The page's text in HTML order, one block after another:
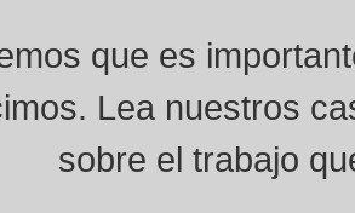
que es
Lea nuestros
sobre el trabajo